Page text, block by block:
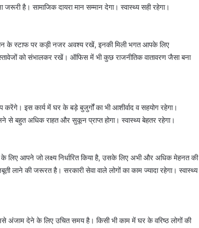
जरूरी है। सामाजिक दायरा मान सम्मान देगा। स्वास्थ्य सही रहेगा।
के स्टाफ पर कड़ी नजर अवश्य रखें, इनकी मिली भगत आपके लिए
को संभालकर रखें। ऑफिस में भी कुछ राजनीतिक वातावरण जैसा बना
इस कार्य में घर के बड़े बुजुर्गों का भी आशीर्वाद व सहयोग रहेगा।
से बहुत अधिक राहत और सुकून प्राप्त होगा। स्वास्थ्य बेहतर रहेगा।
लिए आपने जो लक्ष्य निर्धारित किया है, उसके लिए अभी और अधिक मेहनत की
की जरूरत है। सरकारी सेवा वाले लोगों का काम ज्यादा रहेगा। स्वास्थ्य
अंजाम देने के लिए उचित समय है। किसी भी काम में घर के वरिष्ठ लोगों की